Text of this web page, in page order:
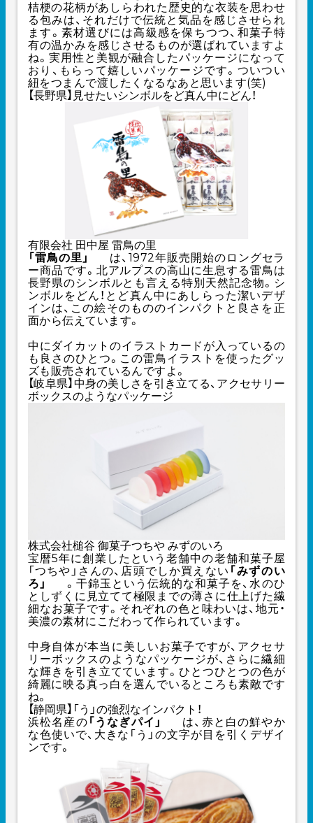
桔梗の花柄があしらわれた歴史的な衣装を思わせ
る包みは、それだけで伝統と気品を感じさせられ
ます。素材選びには高級感を保ちつつ、和菓子特
有の温かみを感じさせるものが選ばれていますよ
ね。実用性と美観が融合したパッケージになって
おり、もらって嬉しいパッケージです。ついつい
紐をつまんで渡したくなるなあと思います(笑)
【長野県】見せたいシンボルをど真ん中にどん！
有限会社 田中屋 雷鳥の里
「雷鳥の里」
は、1972年販売開始のロングセラ
ー商品です。北アルプスの高山に生息する雷鳥は
長野県のシンボルとも言える特別天然記念物。シ
ンボルをどん！とど真ん中にあしらった潔いデザ
インは、この絵そのもののインパクトと良さを正
面から伝えています。
中にダイカットのイラストカードが入っているの
も良さのひとつ。この雷鳥イラストを使ったグッ
ズも販売されているんですよ。
【岐阜県】中身の美しさを引き立てる、アクセサリー
ボックスのようなパッケージ
株式会社槌谷 御菓子つちや みずのいろ
宝暦5年に創業したという老舗中の老舗和菓子屋
「つちや」さんの、店頭でしか買えない 「みずのい
ろ」
。干錦玉という伝統的な和菓子を、水のひ
としずくに見立てて極限までの薄さに仕上げた繊
細なお菓子です。それぞれの色と味わいは、地元・
美濃の素材にこだわって作られています。
中身自体が本当に美しいお菓子ですが、アクセサ
リーボックスのようなパッケージが、さらに繊細
な輝きを引き立てています。ひとつひとつの色が
綺麗に映る真っ白を選んでいるところも素敵です
ね。
【静岡県】「う」の強烈なインパクト！
浜松名産の 「うなぎパイ」
は、赤と白の鮮やか
な色使いで、大きな「う」の文字が目を引くデザイ
ンです。